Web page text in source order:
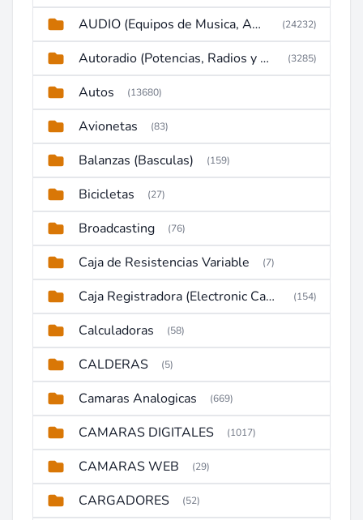
AUDIO (Equipos de Musica, Amplificadores, Reproductores, Etc) (24232)
Autoradio (Potencias, Radios y DVD) (3285)
Autos (13680)
Avionetas (83)
Balanzas (Basculas) (159)
Bicicletas (27)
Broadcasting (76)
Caja de Resistencias Variable (7)
Caja Registradora (Electronic Cash Register) (154)
Calculadoras (58)
CALDERAS (5)
Camaras Analogicas (669)
CAMARAS DIGITALES (1017)
CAMARAS WEB (29)
CARGADORES (52)